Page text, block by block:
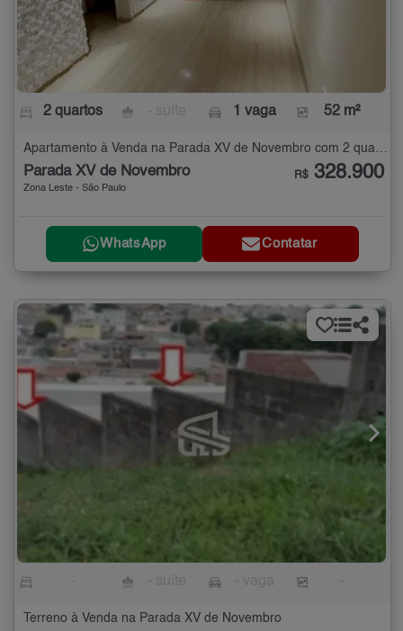
2 quartos 1 vaga 52 m²
Parada XV de Novembro
Zona Leste - São Paulo
R$ 328.900
WhatsApp Contatar
Terreno à Venda na Parada XV de Novembro